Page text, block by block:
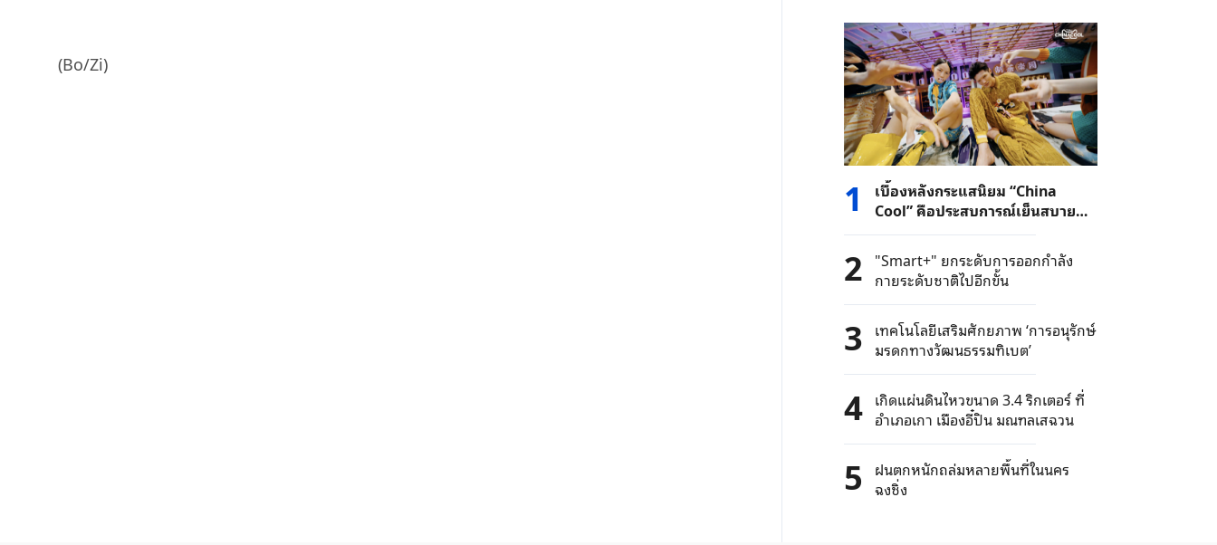
(Bo/Zi)
1
เบื้องหลังกระแสนิยม “China
Cool” คือประสบการณ์เย็นสบาย
และจีนที่แท้จริง
2 "Smart+" ยกระดับการออกกำลัง
กายระดับชาติไปอีกขั้น
3 เทคโนโลยีเสริมศักยภาพ ‘การอนุรักษ์
มรดกทางวัฒนธรรมทิเบต’
4 เกิดแผ่นดินไหวขนาด 3.4 ริกเตอร์ ที่
อำเภอเกา เมืองอี๋ปิน มณฑลเสฉวน
5
ฝนตกหนักถล่มหลายพื้นที่ในนคร
ฉงชิ่ง